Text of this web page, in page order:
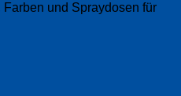
und Spraydosen für